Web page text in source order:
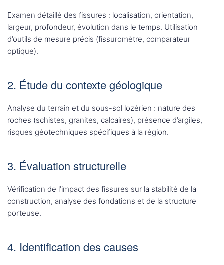
Examen détaillé des fissures : localisation, orientation,
largeur, profondeur, évolution dans le temps. Utilisation
d’outils de mesure précis (fissuromètre, comparateur
optique).
2. Étude du contexte géologique
Analyse du terrain et du sous-sol lozérien : nature des
roches (schistes, granites, calcaires), présence d’argiles,
risques géotechniques spécifiques à la région.
3. Évaluation structurelle
Vérification de l’impact des fissures sur la stabilité de la
construction, analyse des fondations et de la structure
porteuse.
4. Identification des causes